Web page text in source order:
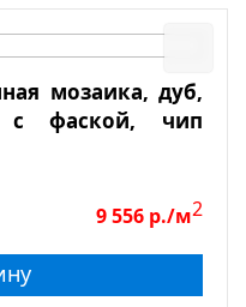
мозаика, дуб,
с фаской, чип
9 556 р./м2